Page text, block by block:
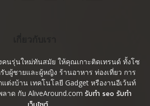
คนรุ่นใหม่ทันสมัย ให้คุณเกาะติดเทรนด์ ทั้งโซ
บผู้ชายและผู้หญิง ร้านอาหาร ท่องเที่ยว การ
ต่งบ้าน เทคโนโลยี Gadget หรืองานอีเว้นท์
าด กับ AliveAround.com รับทำ seo รับทำ